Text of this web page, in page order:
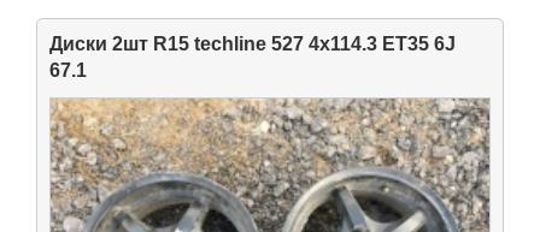
Диски 2шт R15 techline 527 4x114.3 ET35 6J
67.1